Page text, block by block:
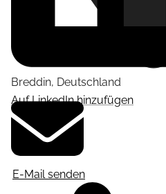
Auf LinkedIn hinzufügen
Breddin, Deutschland
E-Mail senden